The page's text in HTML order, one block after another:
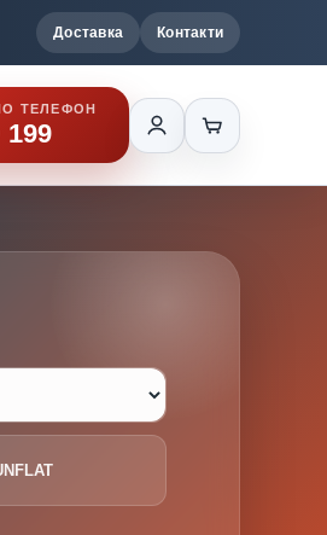
Доставка Контакти
ТЕЛЕФОН
199